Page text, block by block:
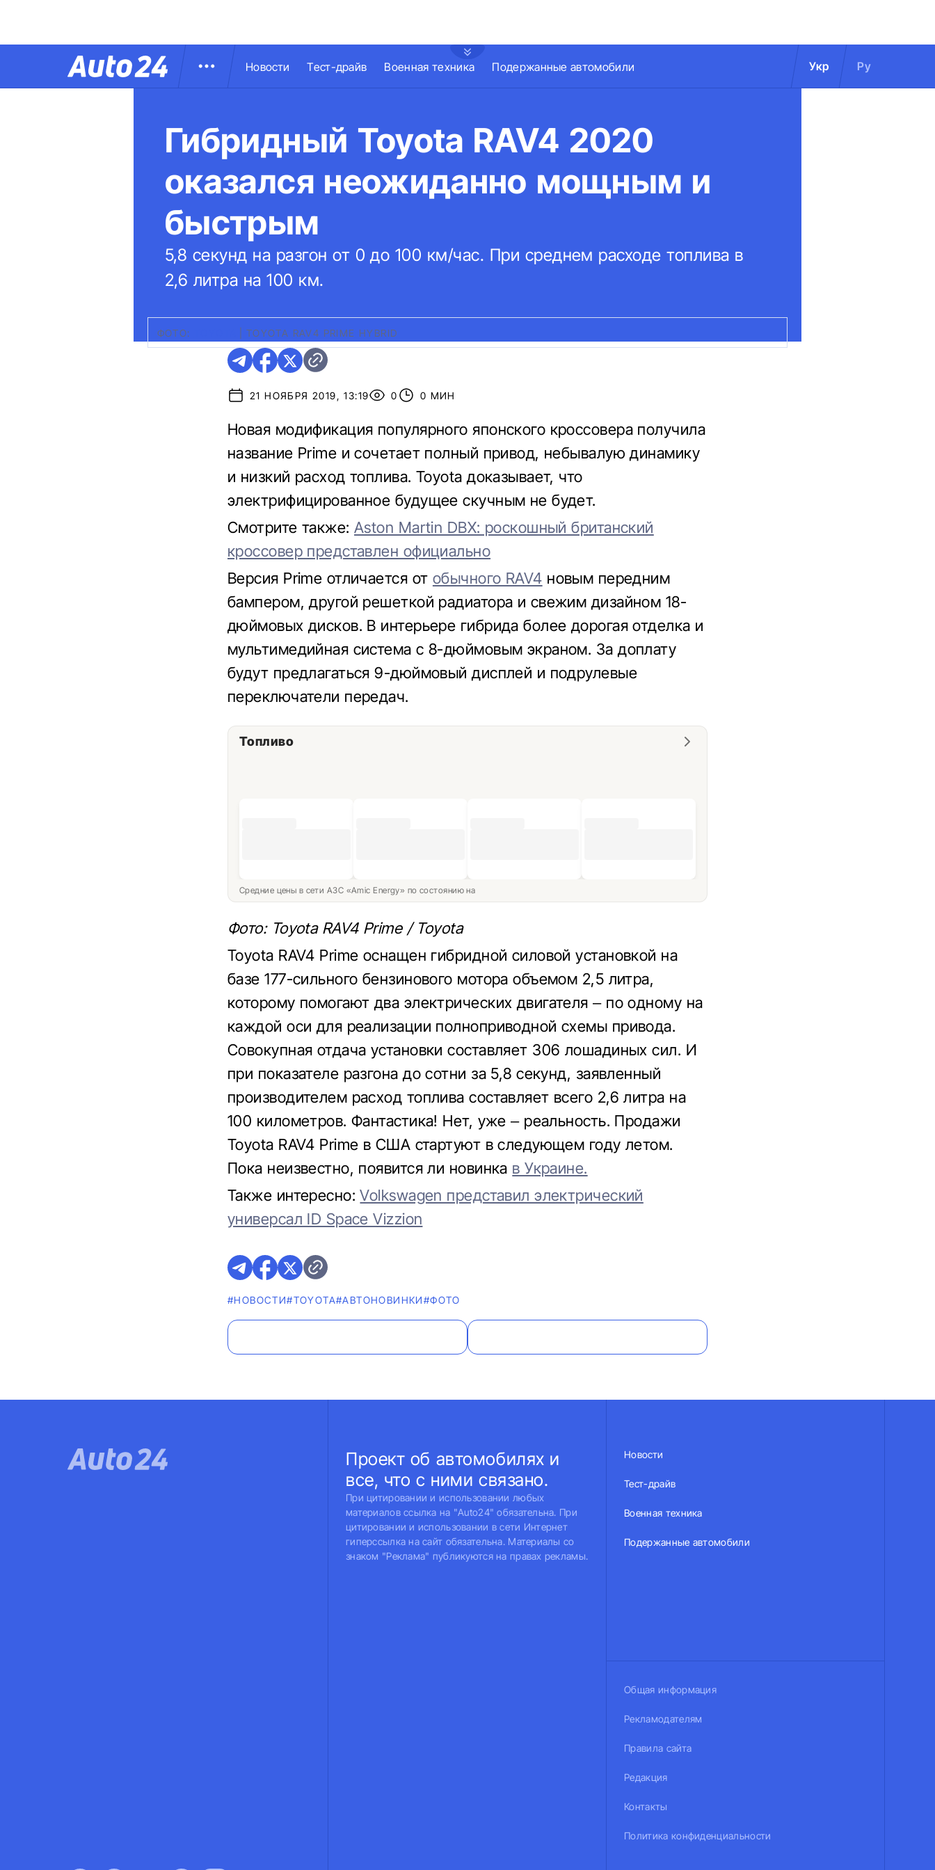
Новости Тест-драйв Военная техника Подержанные автомобили Укр Ру
Гибридный Toyota RAV4 2020
оказался неожиданно мощным и
быстрым
5,8 секунд на разгон от 0 до 100 км/час. При среднем расходе топлива в
2,6 литра на 100 км.
ФОТО: TOYOTA RAV4 PRIME HYBRID
21 НОЯБРЯ 2019, 13:19 0 0 МИН
Новая модификация популярного японского кроссовера получила
название Prime и сочетает полный привод, небывалую динамику
и низкий расход топлива. Toyota доказывает, что
электрифицированное будущее скучным не будет.
Смотрите также:Aston Martin DBX: роскошный британский
кроссовер представлен официально
Версия Prime отличается от обычного RAV4 новым передним
бампером, другой решеткой радиатора и свежим дизайном 18-
дюймовых дисков. В интерьере гибрида более дорогая отделка и
мультимедийная система с 8-дюймовым экраном. За доплату
будут предлагаться 9-дюймовый дисплей и подрулевые
переключатели передач.
Топливо
Средние цены в сети АЗС «Amic Energy» по состоянию на
Фото: Toyota RAV4 Prime / Toyota
Toyota RAV4 Prime оснащен гибридной силовой установкой на
базе 177-сильного бензинового мотора объемом 2,5 литра,
которому помогают два электрических двигателя – по одному на
каждой оси для реализации полноприводной схемы привода.
Совокупная отдача установки составляет 306 лошадиных сил. И
при показателе разгона до сотни за 5,8 секунд, заявленный
производителем расход топлива составляет всего 2,6 литра на
100 километров. Фантастика! Нет, уже – реальность. Продажи
Toyota RAV4 Prime в США стартуют в следующем году летом.
Пока неизвестно, появится ли новинка в Украине.
Также интересно:Volkswagen представил электрический
универсал ID Space Vizzion
#НОВОСТИ#TOYOTA#AВТОНОВИНКИ#ФОТО
Проект об автомобилях и
все, что с ними связано.
При цитировании и использовании любых
материалов ссылка на "Auto24" обязательна. При
цитировании и использовании в сети Интернет
гиперссылка на сайт обязательна. Материалы со
знаком "Реклама" публикуются на правах рекламы.
Новости
Тест-драйв
Военная техника
Подержанные автомобили
Общая информация
Рекламодателям
Правила сайта
Редакция
Контакты
Политика конфиденциальности